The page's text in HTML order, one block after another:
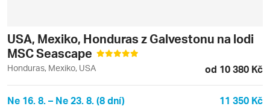
USA, Mexiko, Honduras z Galvestonu na lodi
MSC Seascape
Honduras, Mexiko, USA od 10 380 Kč
Ne 16. 8. – Ne 23. 8. (8 dní) 11 350 Kč